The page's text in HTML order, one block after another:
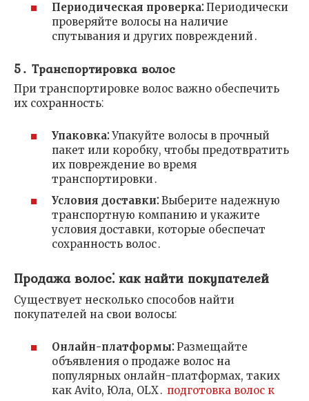
Периодическая проверка⁚ Периодически
проверяйте волосы на наличие
спутывания и других повреждений․
5․ Транспортировка волос
При транспортировке волос важно обеспечить
их сохранность⁚
Упаковка⁚ Упакуйте волосы в прочный
пакет или коробку, чтобы предотвратить
их повреждение во время
транспортировки․
Условия доставки⁚ Выберите надежную
транспортную компанию и укажите
условия доставки, которые обеспечат
сохранность волос․
Продажа волос⁚ как найти покупателей
Существует несколько способов найти
покупателей на свои волосы⁚
Онлайн-платформы⁚ Размещайте
объявления о продаже волос на
популярных онлайн-платформах, таких
как Avito, Юла, OLX․ подготовка волос к